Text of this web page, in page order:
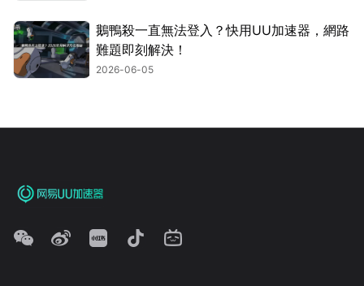
鵝鴨殺一直無法登入？快用UU加速器，網路
難題即刻解決！
2026-06-05